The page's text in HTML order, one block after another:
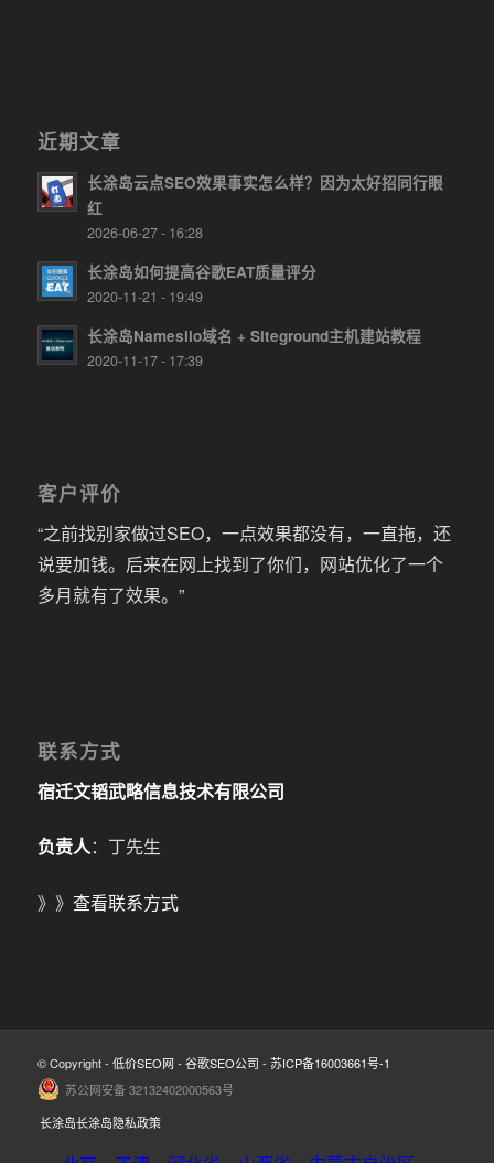
近期文章
长涂岛云点SEO效果事实怎么样？因为太好招同行眼
红
2026-06-27 - 16:28
长涂岛如何提高谷歌EAT质量评分
2020-11-21 - 19:49
长涂岛Namesilo域名 + Siteground主机建站教程
2020-11-17 - 17:39
客户评价
“之前找别家做过SEO，一点效果都没有，一直拖，还
说要加钱。后来在网上找到了你们，网站优化了一个
多月就有了效果。”
联系方式
宿迁文韬武略信息技术有限公司
负责人：丁先生
》》 查看联系方式
© Copyright - 低价SEO网 - 谷歌SEO公司 - 苏ICP备16003661号-1
苏公网安备 32132402000563号
长涂岛长涂岛隐私政策